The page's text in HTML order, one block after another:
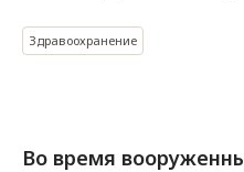
Здравоохранение
Во время